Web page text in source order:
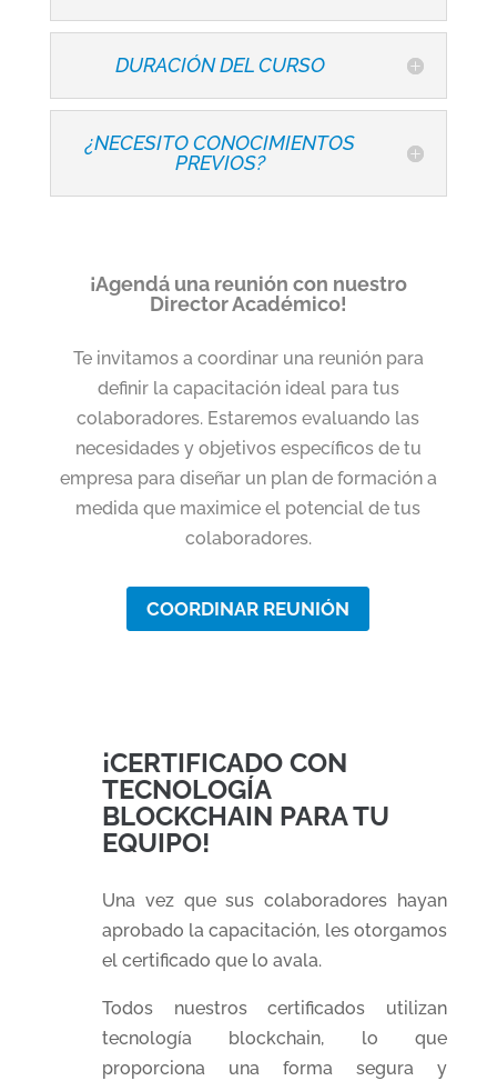
DURACIÓN DEL CURSO
¿NECESITO CONOCIMIENTOS
PREVIOS?
¡Agendá una reunión con nuestro
Director Académico!
Te invitamos a coordinar una reunión para
definir la capacitación ideal para tus
colaboradores. Estaremos evaluando las
necesidades y objetivos específicos de tu
empresa para diseñar un plan de formación a
medida que maximice el potencial de tus
colaboradores.
COORDINAR REUNIÓN
¡CERTIFICADO CON
TECNOLOGÍA
BLOCKCHAIN PARA TU
EQUIPO!
Una vez que sus colaboradores hayan
aprobado la capacitación, les otorgamos
el certificado que lo avala.
Todos nuestros certificados utilizan
tecnología blockchain, lo que
proporciona una forma segura y